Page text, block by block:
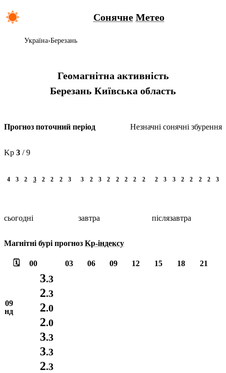
Сонячне Метео
Україна Березань
Геомагнітна активність
Березань Київська область
Прогноз поточний період Незначні сонячні збурення
Kp 3 / 9
4 3 2 3 2 2 2 3 3 2 3 2 2 2 2 2 2 3 3 2 2 2 2 3
сьогодні завтра післязавтра
Магнітні бурі прогноз Kp-індексу
🗓️ 00 03 06 09 12 15 18 21
09
нд
3.3
2.3
2.0
2.0
3.3
3.3
2.3